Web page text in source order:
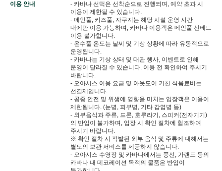
이용 안내
- 카바나 선택은 선착순으로 진행되며, 예약 초과 시
이용이 제한될 수 있습니다.
- 메인풀, 키즈풀, 자쿠지는 해당 시설 운영 시간
내에만 이용 가능하며, 카바나 이용객은 메인풀 선베드
이용 불가합니다.
- 온수풀 온도는 날씨 및 기상 상황에 따라 유동적으로
운영됩니다.
- 카바나는 기상 상태 및 대관 행사, 이벤트로 인해
운영이 달라질 수 있습니다. 이용 전 확인하여 주시기
바랍니다.
- 오아시스 이용 요금 및 아웃도어 키친 식음료비는
선결제입니다.
- 공중 안전 및 위생에 영향을 미치는 입장객은 이용이
제한됩니다. (눈병, 피부병, 기타 감염병 등)
- 외부음식과 주류, 드론, 호루라기, 스피커(전자기기)
의 반입이 불가하며, 입장 시 확인 절차에 협조하여
주시기 바랍니다.
※ 확인 절차 시 적발된 외부 음식 및 주류에 대해서는
별도의 보관 서비스를 제공하지 않습니다.
- 오아시스 수영장 및 카바나에서는 풍선, 가랜드 등의
카바나 내 데코레이션 목적의 물품은 반입이